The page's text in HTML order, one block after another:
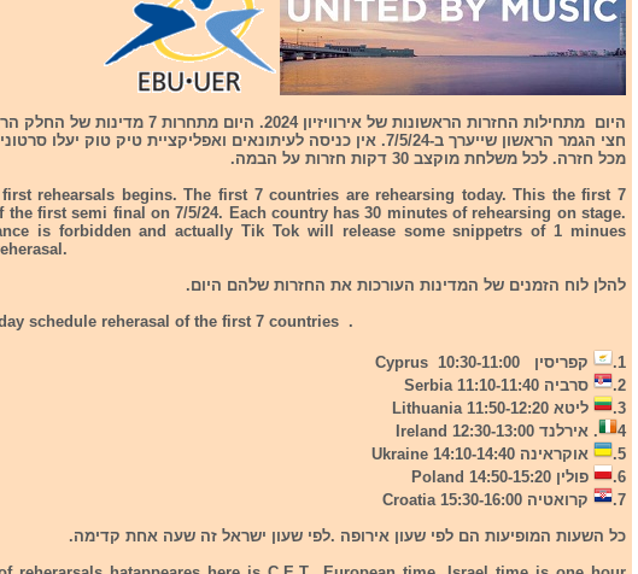
היום מתחילות החזרות הראשונות של אירוויזיון 2024. היום
מכל חזרה. לכל משלחת מוקצב 30 דקות חזרות על הבמה.
rehearsals begins. The first 7 countries are rehearsing today. This the first 7
the first semi final on 7/5/24. Each country has 30 minutes of rehearsing on stage.
is forbidden and actually Tik Tok will release some snippetrs of 1 minues
להלן לוח הזמנים של המדינות העורכות את החזרות שלהם היום.
schedule reherasal of the first 7 countries .
1.
קפריסין 10:30-11:00 Cyprus
2.
סרביה 11:10-11:40 Serbia
3.
ליטא 11:50-12:20 Lithuania
4
. אירלנד 12:30-13:00 Ireland
5.
אוקראינה 14:10-14:40 Ukraine
6.
פולין 14:50-15:20 Poland
7.
קרואטיה 15:30-16:00 Croatia
כל השעות המופיעות הם לפי שעון אירופה .לפי שעון ישראל זה שעה אחת קדימה.